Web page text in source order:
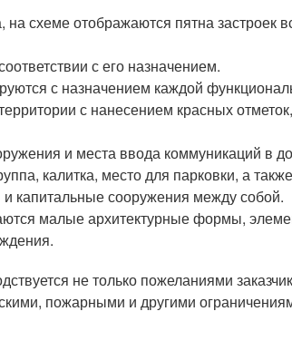
на схеме отображаются пятна застроек
с его назначением.
с назначением каждой
с нанесением красных
и места ввода коммуникаций в
калитка, место для парковки, а
капитальные сооружения между собой.
малые архитектурные формы,
не только пожеланиями
пожарными и другими